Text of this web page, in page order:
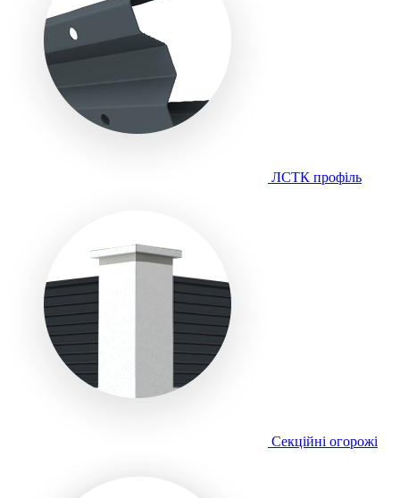
ЛСТК профіль
Секційні огорожі